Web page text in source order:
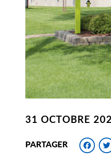
31 OCTOBRE
PARTAGER